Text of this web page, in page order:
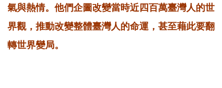
氣與熱情。他們企圖改變當時近四百萬臺灣人的世
界觀，推動改變整體臺灣人的命運，甚至藉此要翻
轉世界變局。